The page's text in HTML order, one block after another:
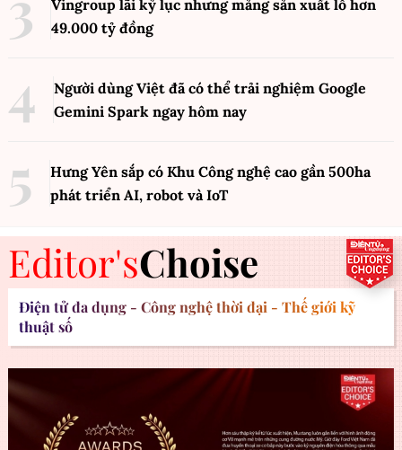
Vingroup lãi kỷ lục nhưng mảng sản xuất lỗ hơn
49.000 tỷ đồng
Người dùng Việt đã có thể trải nghiệm Google
Gemini Spark ngay hôm nay
Hưng Yên sắp có Khu Công nghệ cao gần 500ha
phát triển AI, robot và IoT
Editor'sChoise
Điện tử đa dụng - Công nghệ thời đại - Thế giới kỹ
thuật số